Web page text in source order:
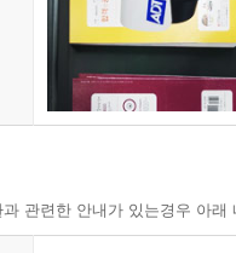
관련한 안내가 있는경우 아